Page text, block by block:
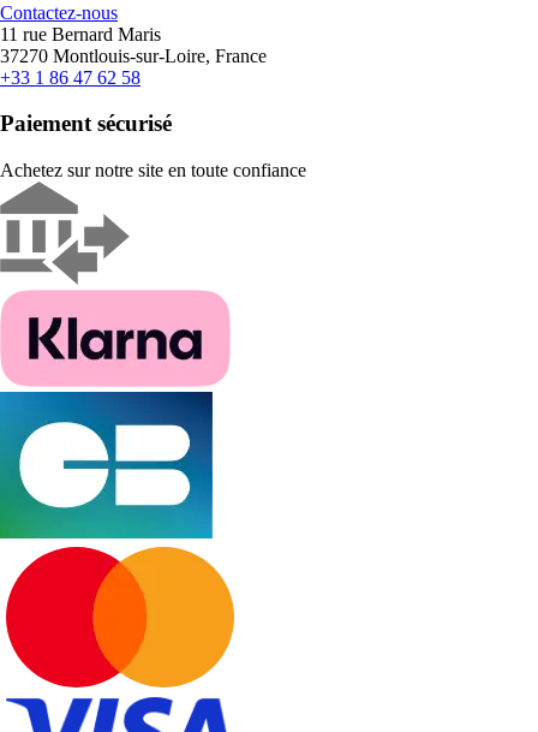
Contactez-nous
11 rue Bernard Maris
37270 Montlouis-sur-Loire, France
+33 1 86 47 62 58
Paiement sécurisé
Achetez sur notre site en toute confiance